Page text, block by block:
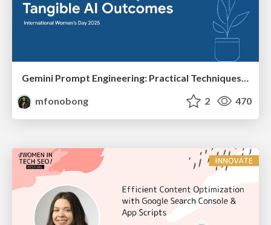
Gemini Prompt Engineering: Practical Techniques for Tangible AI Outcomes
mfonobong
2 470